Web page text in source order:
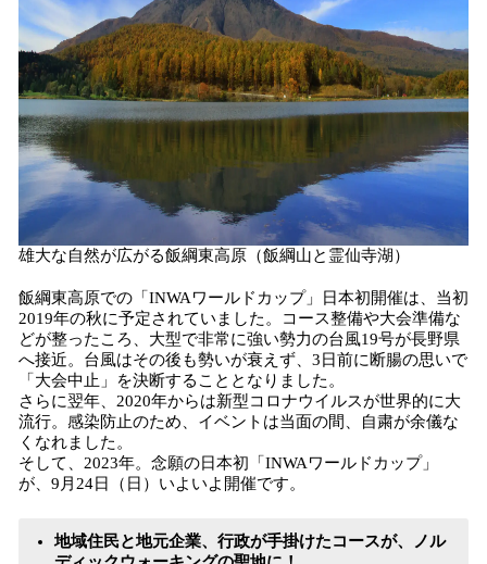
雄大な自然が広がる飯綱東高原（飯綱山と霊仙寺湖）
飯綱東高原での「INWAワールドカップ」日本初開催は、当初
2019年の秋に予定されていました。コース整備や大会準備な
どが整ったころ、大型で非常に強い勢力の台風19号が長野県
へ接近。台風はその後も勢いが衰えず、3日前に断腸の思いで
「大会中止」を決断することとなりました。
さらに翌年、2020年からは新型コロナウイルスが世界的に大
流行。感染防止のため、イベントは当面の間、自粛が余儀な
くなれました。
そして、2023年。念願の日本初「INWAワールドカップ」
が、9月24日（日）いよいよ開催です。
地域住民と地元企業、行政が手掛けたコースが、ノル